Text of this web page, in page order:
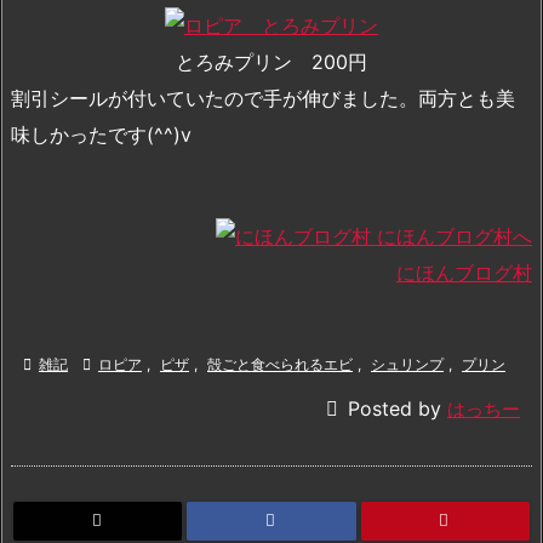
とろみプリン 200円
割引シールが付いていたので手が伸びました。両方とも美
味しかったです(^^)v
にほんブログ村
 雑記  ロピア , ピザ , 殻ごと食べられるエビ , シュリンプ , プリン
 Posted by はっちー